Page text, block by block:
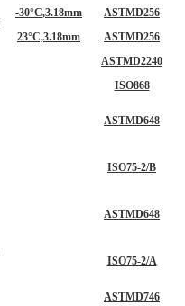
-30°C,3.18mm
ASTMD256
23°C,3.18mm
ASTMD256
ASTMD2240
ISO868
ASTMD648
ISO75-2/B
ASTMD648
ISO75-2/A
ASTMD746